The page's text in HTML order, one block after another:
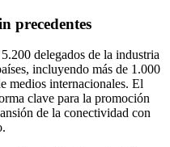
precedentes
delegados de la industria
incluyendo más de 1.000
medios internacionales. El
clave para la promoción
de la conectividad con